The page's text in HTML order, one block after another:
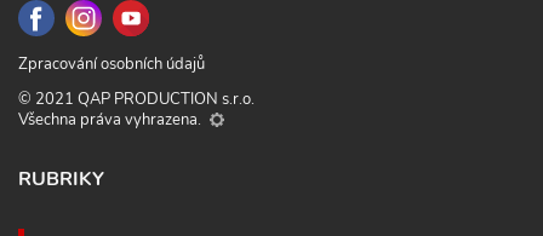
Zpracování osobních údajů
© 2021 QAP PRODUCTION s.r.o.
Všechna práva vyhrazena.
RUBRIKY